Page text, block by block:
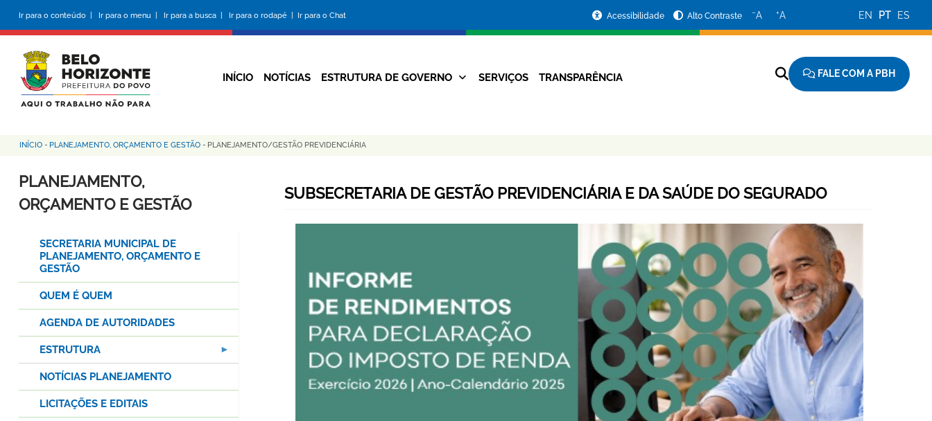
conteúdo
principal
Ir para o conteúdo | Ir para o menu | Ir para a busca | Ir para o rodapé | Ir para o Chat
da
Prefeitura
Acessibilidade Alto Contraste −A +A EN PT ES
Navegação
INÍCIO NOTÍCIAS ESTRUTURA DE GOVERNO SERVIÇOS TRANSPARÊNCIA FALE COM A PBH
Trilha
de
navegação
INÍCIO - PLANEJAMENTO, ORÇAMENTO E GESTÃO - PLANEJAMENTO/GESTÃO PREVIDENCIÁRIA
SUBSECRETARIA DE GESTÃO PREVIDENCIÁRIA E DA SAÚDE DO SEGURADO
PLANEJAMENTO,
ORÇAMENTO E GESTÃO
SECRETARIA MUNICIPAL DE
PLANEJAMENTO, ORÇAMENTO E
GESTÃO
QUEM É QUEM
AGENDA DE AUTORIDADES
ESTRUTURA
NOTÍCIAS PLANEJAMENTO
LICITAÇÕES E EDITAIS